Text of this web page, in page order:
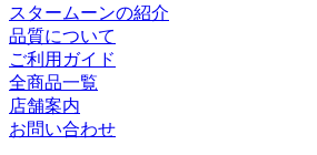
スタームーンの紹介
品質について
ご利用ガイド
全商品一覧
店舗案内
お問い合わせ